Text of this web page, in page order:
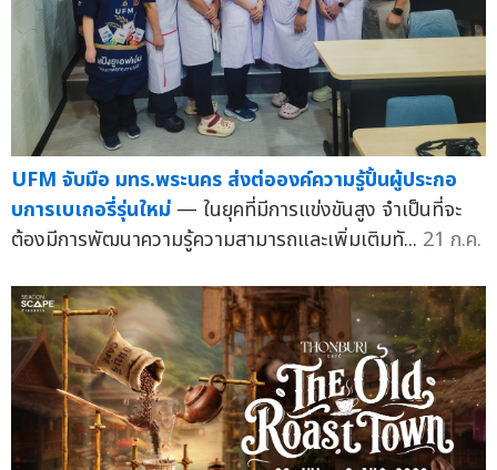
UFM จับมือ มทร.พระนคร ส่งต่อองค์ความรู้ปั้นผู้ประกอ
บการเบเกอรี่รุ่นใหม่ — ในยุคที่มีการแข่งขันสูง จำเป็นที่จะ
ต้องมีการพัฒนาความรู้ความสามารถและเพิ่มเติมทั... 21 ก.ค.